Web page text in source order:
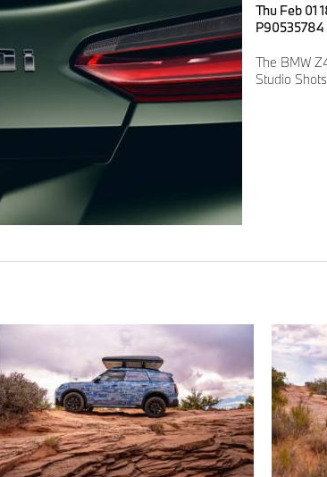
Thu Feb 01
P90535784
The BMW
Studio